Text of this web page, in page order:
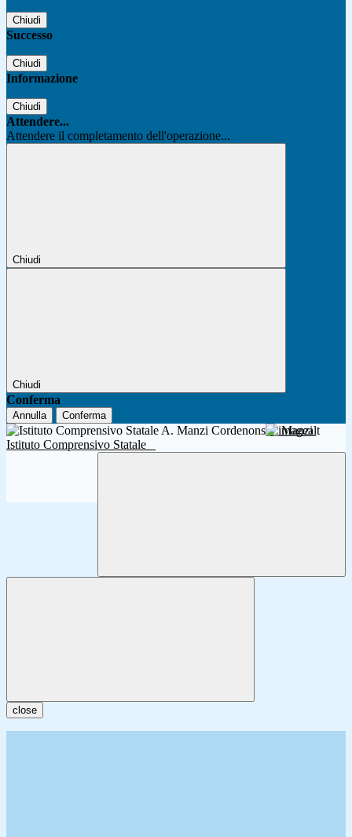
Chiudi
Successo
Chiudi
Informazione
Chiudi
Attendere...
Attendere il completamento dell'operazione...
Chiudi
Chiudi
Conferma
Annulla Conferma
A. Manzi
Istituto Comprensivo Statale
close